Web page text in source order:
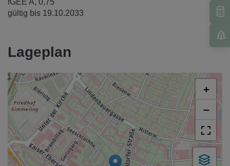
fGEE A, 0,75
gültig bis 19.10.2033
Lageplan
+
−